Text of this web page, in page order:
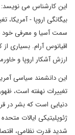
این کارشناس می نویسد:
بیگانگی اروپا -
سمت آسیا و معرفی خود
اقیانوس آرام. بسیاری
ارزش آشکار اروپا و
این دانشمند سیاسی
تغییرات نهفته است،
دنیایی است که بشر در
ژئوپلیتیکی ایالات
شدید قدرت نظامی،